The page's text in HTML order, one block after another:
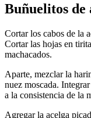
Buñuelitos de
Cortar los cabos de la
Cortar las hojas en
machacados.
Aparte, mezclar la
nuez moscada.
a la consistencia de la
Agregar la acelga